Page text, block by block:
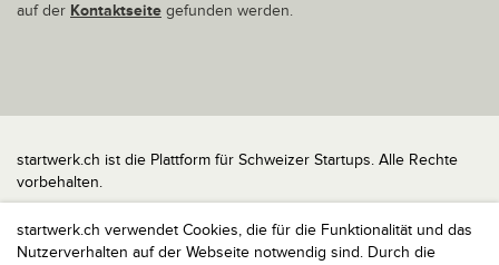
startwerk.ch verwendet Cookies, die für die Funktionalität und das
Nutzerverhalten auf der Webseite notwendig sind. Durch die
auf der Kontaktseite gefunden werden.
startwerk.ch ist die Plattform für Schweizer Startups. Alle Rechte
vorbehalten.
Impressum
Kontakt